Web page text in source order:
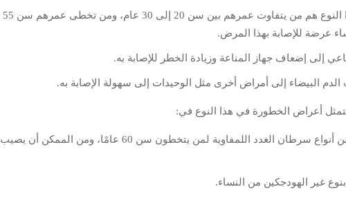
أكثر الأشخاص الذين يصابون بهذا النوع هم من يتفاوت عمرهم بين سن 20 إلى 30 عام، ومن تخطى عمرهم سن 55
عرضة للإصابة بهذا المرض.
إلى إضعاف جهاز المناعة وزيادة الخطر للإصابة به.
البيضاء إلى أمراض أخرى مثل الوحيدات إلى سهولة الإصابة به.
أعراض الخطورة في هذا النوع في:
نسبة خطورة الإصابة بهذا النوع من أنواع سرطان الغدد اللمفاوية لمن يتخطون سن 60 عامًا، ومن الممكن أن يصيب
غير الهودجكين من النساء.